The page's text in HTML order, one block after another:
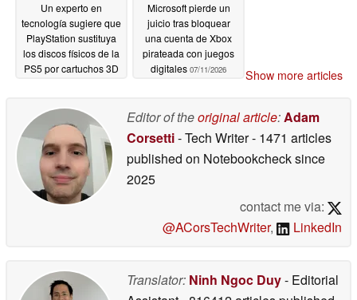
Un experto en
tecnología sugiere que
PlayStation sustituya
los discos físicos de la
PS5 por cartuchos 3D
Microsoft pierde un
juicio tras bloquear
una cuenta de Xbox
pirateada con juegos
digitales 07/11/2026 Show more articles
Editor of theoriginal article:Adam
Corsetti- Tech Writer- 1471 articles
published on Notebookchecksince
2025
contact me via:
@ACorsTechWriter, LinkedIn
Translator: Ninh Ngoc Duy- Editorial